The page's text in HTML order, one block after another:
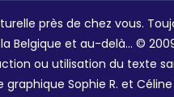
près de chez vous.
Belgique et au-delà... ©
ou utilisation du texte
Sophie R. et